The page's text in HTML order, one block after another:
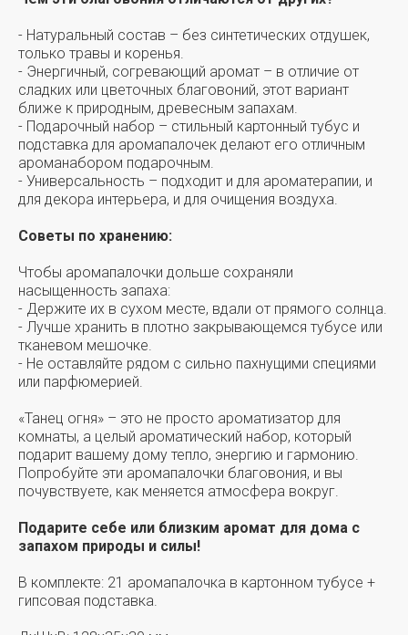
- Натуральный состав – без синтетических отдушек,
только травы и коренья.
- Энергичный, согревающий аромат – в отличие от
сладких или цветочных благовоний, этот вариант
ближе к природным, древесным запахам.
- Подарочный набор – стильный картонный тубус и
подставка для аромапалочек делают его отличным
ароманабором подарочным.
- Универсальность – подходит и для ароматерапии, и
для декора интерьера, и для очищения воздуха.
Советы по хранению:
Чтобы аромапалочки дольше сохраняли
насыщенность запаха:
- Держите их в сухом месте, вдали от прямого солнца.
- Лучше хранить в плотно закрывающемся тубусе или
тканевом мешочке.
- Не оставляйте рядом с сильно пахнущими специями
или парфюмерией.
«Танец огня» – это не просто ароматизатор для
комнаты, а целый ароматический набор, который
подарит вашему дому тепло, энергию и гармонию.
Попробуйте эти аромапалочки благовония, и вы
почувствуете, как меняется атмосфера вокруг.
Подарите себе или близким аромат для дома с
запахом природы и силы!
В комплекте: 21 аромапалочка в картонном тубусе +
гипсовая подставка.